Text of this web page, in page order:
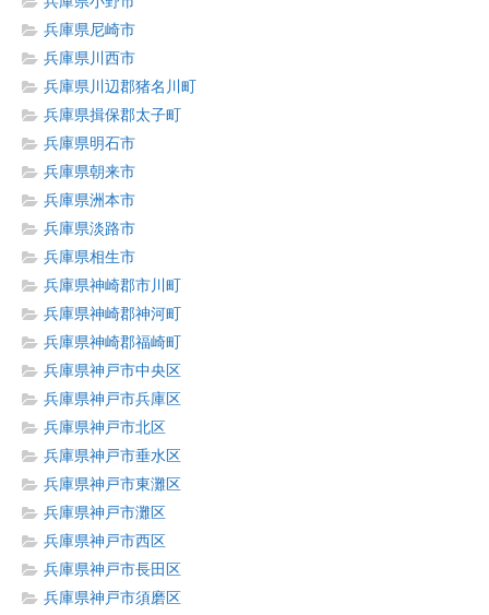
兵庫県尼崎市
兵庫県川西市
兵庫県川辺郡猪名川町
兵庫県揖保郡太子町
兵庫県明石市
兵庫県朝来市
兵庫県洲本市
兵庫県淡路市
兵庫県相生市
兵庫県神崎郡市川町
兵庫県神崎郡神河町
兵庫県神崎郡福崎町
兵庫県神戸市中央区
兵庫県神戸市兵庫区
兵庫県神戸市北区
兵庫県神戸市垂水区
兵庫県神戸市東灘区
兵庫県神戸市灘区
兵庫県神戸市西区
兵庫県神戸市長田区
兵庫県神戸市須磨区